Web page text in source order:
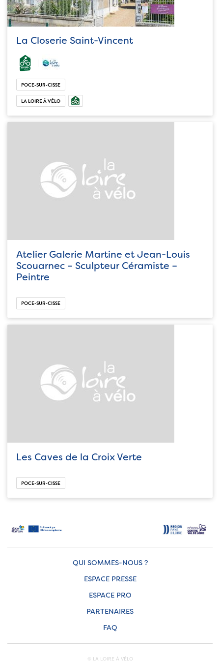
La Closerie Saint-Vincent
POCE-SUR-CISSE
LA LOIRE À VÉLO
Atelier Galerie Martine et Jean-Louis
Scouarnec – Sculpteur Céramiste –
Peintre
POCE-SUR-CISSE
Les Caves de la Croix Verte
POCE-SUR-CISSE
QUI SOMMES-NOUS ?
ESPACE PRESSE
ESPACE PRO
PARTENAIRES
FAQ
© LA LOIRE À VÉLO